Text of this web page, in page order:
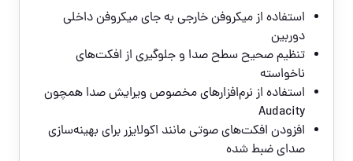
استفاده از میکروفن خارجی به جای میکروفن داخلی
دوربین
تنظیم صحیح سطح صدا و جلوگیری از افکت‌های
ناخواسته
استفاده از نرم‌افزارهای مخصوص ویرایش صدا همچون
Audacity
افزودن افکت‌های صوتی مانند اکولایزر برای بهینه‌سازی
صدای ضبط شده